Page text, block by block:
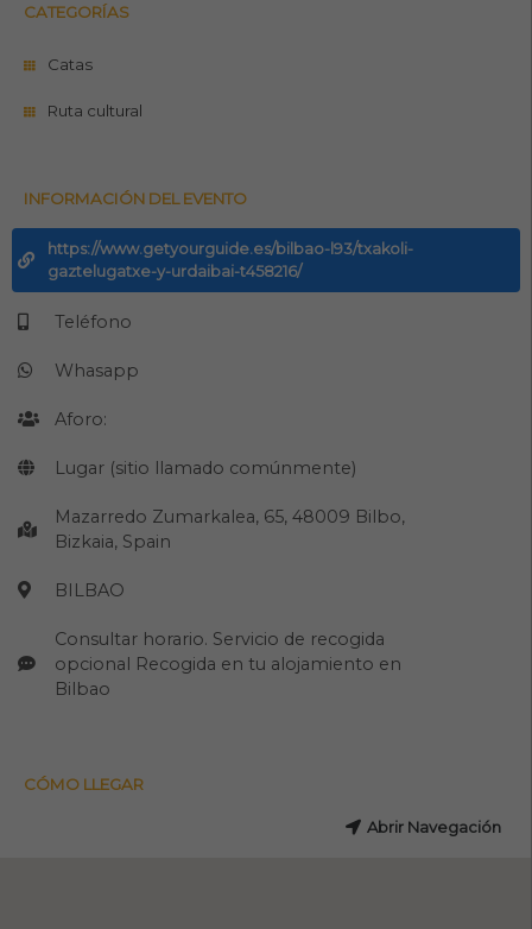
CATEGORÍAS
Catas
Ruta cultural
INFORMACIÓN DEL EVENTO
https://www.getyourguide.es/bilbao-l93/txakoli-
gaztelugatxe-y-urdaibai-t458216/
Teléfono
Whasapp
Aforo:
Lugar (sitio llamado comúnmente)
Mazarredo Zumarkalea, 65, 48009 Bilbo,
Bizkaia, Spain
BILBAO
Consultar horario. Servicio de recogida
opcional Recogida en tu alojamiento en
Bilbao
CÓMO LLEGAR
Abrir Navegación